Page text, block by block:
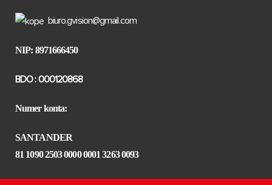
biuro.gvision@gmail.com
NIP: 8971666450
BDO : 000120868
Numer konta:
SANTANDER
81 1090 2503 0000 0001 3263 0093